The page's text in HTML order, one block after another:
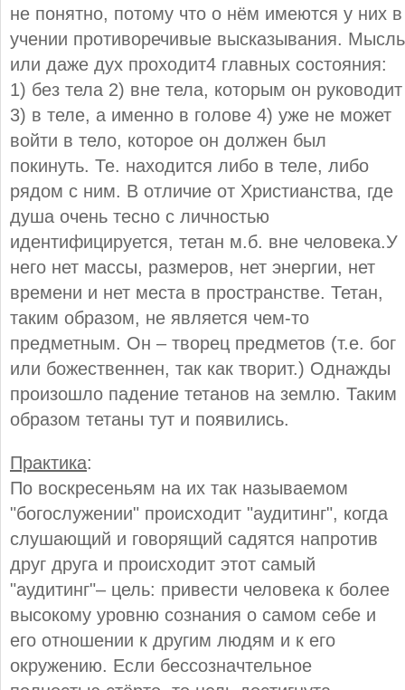
не понятно, потому что о нём имеются у них в
учении противоречивые высказывания. Мысль
или даже дух проходит4 главных состояния:
1) без тела 2) вне тела, которым он руководит
3) в теле, а именно в голове 4) уже не может
войти в тело, которое он должен был
покинуть. Те. находится либо в теле, либо
рядом с ним. В отличие от Христианства, где
душа очень тесно с личностью
идентифицируется, тетан м.б. вне человека.У
него нет массы, размеров, нет энергии, нет
времени и нет места в пространстве. Тетан,
таким образом, не является чем-то
предметным. Он – творец предметов (т.е. бог
или божественнен, так как творит.) Однажды
произошло падение тетанов на землю. Таким
образом тетаны тут и появились.
Практика:
По воскресеньям на их так называемом
"богослужении" происходит "аудитинг", когда
слушающий и говорящий садятся напротив
друг друга и происходит этот самый
"аудитинг"– цель: привести человека к более
высокому уровню сознания о самом себе и
его отношении к другим людям и к его
окружению. Если бессозначтельное